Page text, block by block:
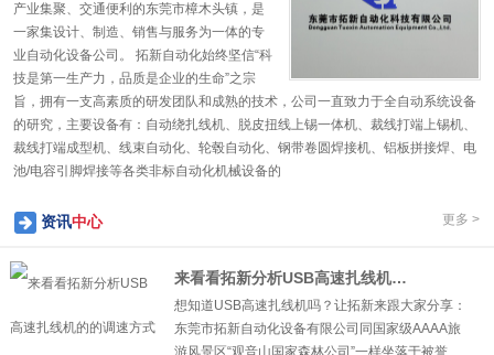
产业集聚、交通便利的东莞市樟木头镇，是
一家集设计、制造、销售与服务为一体的专
业自动化设备公司。 拓新自动化始终坚信“科
技是第一生产力，品质是企业的生命”之宗
旨，拥有一支高素质的研发团队和成熟的技术，公司一直致力于全自动系统设备
的研究，主要设备有：自动绕扎线机、脱皮扭线上锡一体机、裁线打端上锡机、
裁线打端成型机、线束自动化、轮毂自动化、钢带卷圆焊接机、铝板拼接焊、电
池/电容引脚焊接等各类非标自动化机械设备的
资讯中心 更多 >
来看看拓新分析USB高速扎线机的的调速方式
想知道USB高速扎线机吗？让拓新来跟大家分享：
东莞市拓新自动化设备有限公司同国家级AAAA旅
游风景区“观音山国家森林公司”一样坐落于被誉